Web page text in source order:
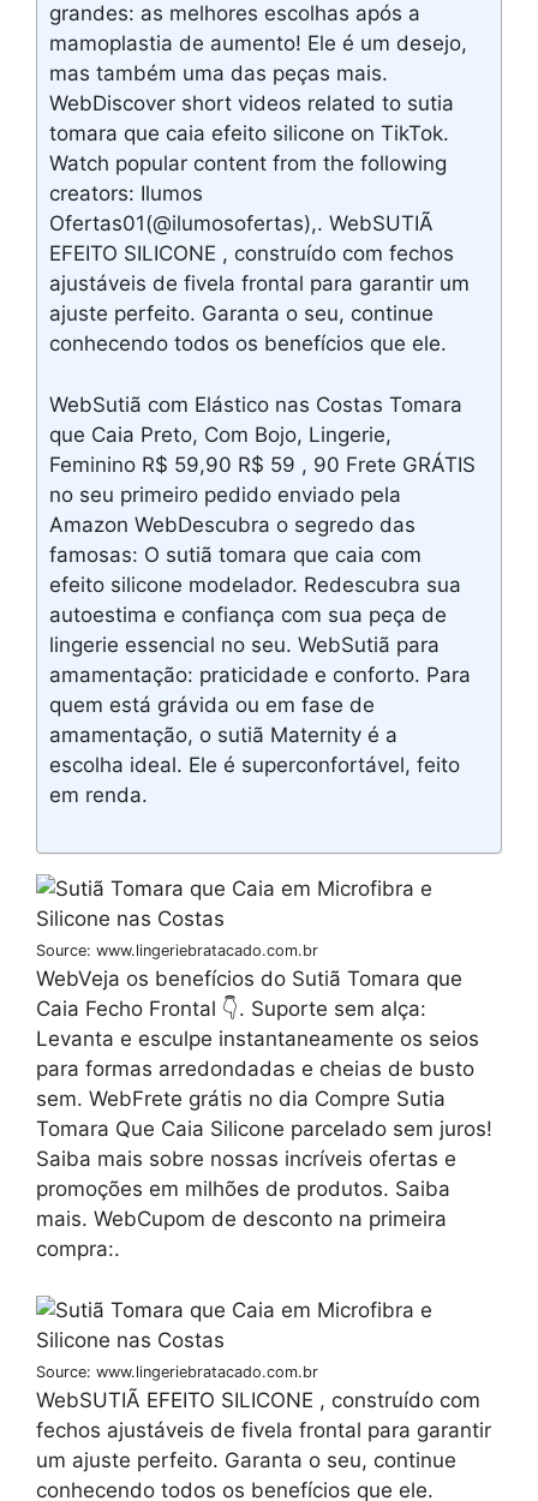
grandes: as melhores escolhas após a
mamoplastia de aumento! Ele é um desejo,
mas também uma das peças mais.
WebDiscover short videos related to sutia
tomara que caia efeito silicone on TikTok.
Watch popular content from the following
creators: Ilumos
Ofertas01(@ilumosofertas),. WebSUTIÃ
EFEITO SILICONE , construído com fechos
ajustáveis de fivela frontal para garantir um
ajuste perfeito. Garanta o seu, continue
conhecendo todos os benefícios que ele.
WebSutiã com Elástico nas Costas Tomara
que Caia Preto, Com Bojo, Lingerie,
Feminino R$ 59,90 R$ 59 , 90 Frete GRÁTIS
no seu primeiro pedido enviado pela
Amazon WebDescubra o segredo das
famosas: O sutiã tomara que caia com
efeito silicone modelador. Redescubra sua
autoestima e confiança com sua peça de
lingerie essencial no seu. WebSutiã para
amamentação: praticidade e conforto. Para
quem está grávida ou em fase de
amamentação, o sutiã Maternity é a
escolha ideal. Ele é superconfortável, feito
em renda.
Source: www.lingeriebratacado.com.br
WebVeja os benefícios do Sutiã Tomara que
Caia Fecho Frontal 👇. Suporte sem alça:
Levanta e esculpe instantaneamente os seios
para formas arredondadas e cheias de busto
sem. WebFrete grátis no dia Compre Sutia
Tomara Que Caia Silicone parcelado sem juros!
Saiba mais sobre nossas incríveis ofertas e
promoções em milhões de produtos. Saiba
mais. WebCupom de desconto na primeira
compra:.
Source: www.lingeriebratacado.com.br
WebSUTIÃ EFEITO SILICONE , construído com
fechos ajustáveis de fivela frontal para garantir
um ajuste perfeito. Garanta o seu, continue
conhecendo todos os benefícios que ele.